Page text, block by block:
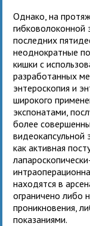
Однако, на
гибковолоконной
последних
неоднократные
кишки с
разработанных
энтероскопия и
широкого
экспонатами,
более
видеокапсульной
как активная
находятся в
ограничено либо
проникновения,
показаниями.